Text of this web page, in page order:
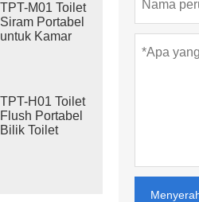
TPT-M01 Toilet
Siram Portabel
untuk Kamar
TPT-H01 Toilet
Flush Portabel
Bilik Toilet